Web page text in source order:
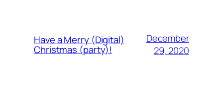
Have a Merry (Digital)
Christmas (party)!
December
29, 2020